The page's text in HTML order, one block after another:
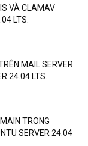
VÀ CLAMAV
LTS.
MAIL SERVER
24.04 LTS.
TRONG
SERVER 24.04